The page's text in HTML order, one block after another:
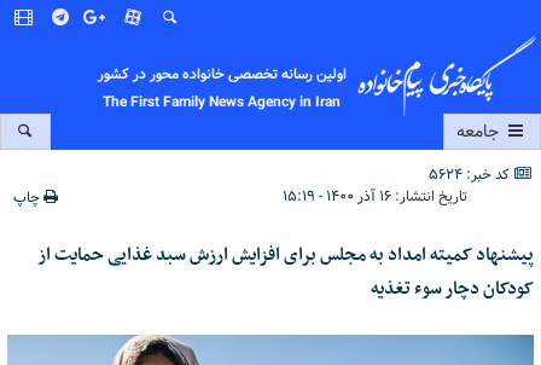
اولین رسانه تخصصی خانواده محور در کشور
The First Family News Agency in Iran
جامعه
کد خبر: 5624
تاریخ انتشار: ۱۶ آذر ۱۴۰۰ - ۱۵:۱۹ چاپ
پیشنهاد کمیته امداد به مجلس برای افزایش ارزش سبد غذایی حمایت از
کودکان دچار سوء تغذیه